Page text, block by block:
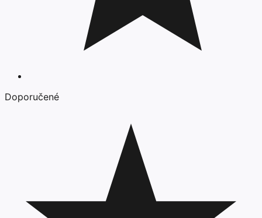
Doporučené